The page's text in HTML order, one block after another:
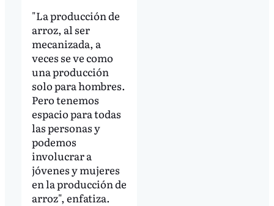
"La producción de
arroz, al ser
mecanizada, a
veces se ve como
una producción
solo para hombres.
Pero tenemos
espacio para todas
las personas y
podemos
involucrar a
jóvenes y mujeres
en la producción de
arroz", enfatiza.